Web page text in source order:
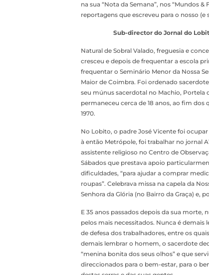
na sua “Nota da Semana”, nos “Mundos
reportagens que escreveu para o nosso
Sub-director do Jornal do
Natural de Sobral Valado, freguesia e
cresceu e depois de frequentar a escola
frequentar o Seminário Menor da Nossa
Maior de Coimbra. Foi ordenado
seu múnus sacerdotal no Machio, Portela
permaneceu cerca de 18 anos, ao fim dos
1970.
No Lobito, o padre José Vicente foi
à então Metrópole, foi trabalhar no jornal
assistente religioso no Centro de
Sábados que prestava apoio
dificuldades, “para ajudar a comprar
roupas”. Celebrava missa na capela da
Senhora da Glória (no Bairro da Graça) e,
E 35 anos passados depois da sua
pelos mais necessitados. Nunca é
de defesa dos trabalhadores, entre os
demais lembrar o homem, o sacerdote
“menina bonita dos seus olhos” e que
direccionados para o bem-estar, para o